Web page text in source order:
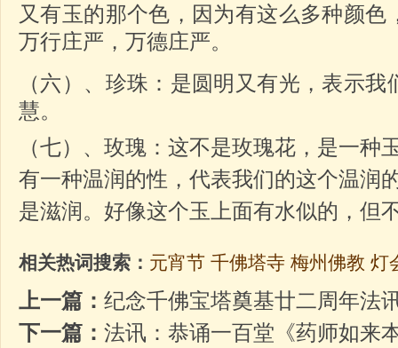
又有玉的那个色，因为有这么多种颜色
万行庄严，万德庄严。
（六）、珍珠：是圆明又有光，表示
慧。
（七）、玫瑰：这不是玫瑰花，是一种
有一种温润的性，代表我们的这个温润
是滋润。好像这个玉上面有水似的，但
相关热词搜索： 元宵节 千佛塔寺 梅州佛教 灯
上一篇： 纪念千佛宝塔奠基廿二周年法
下一篇： 法讯：恭诵一百堂《药师如来